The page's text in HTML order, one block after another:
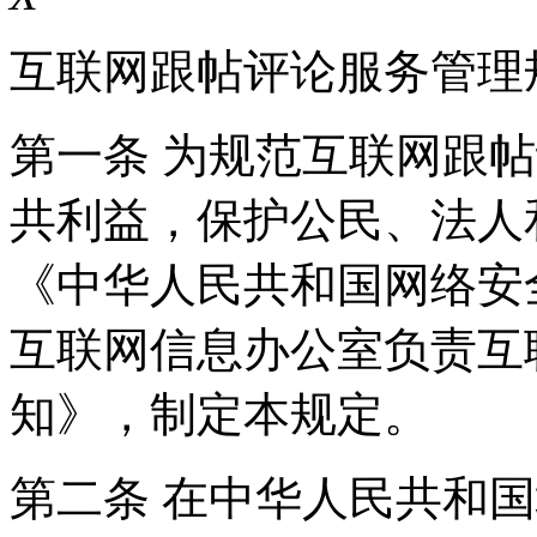
互联网跟帖评论服务管理
第一条 为规范互联网跟
共利益，保护公民、法
《中华人民共和国网络
互联网信息办公室负责
知》，制定本规定。
第二条 在中华人民共和